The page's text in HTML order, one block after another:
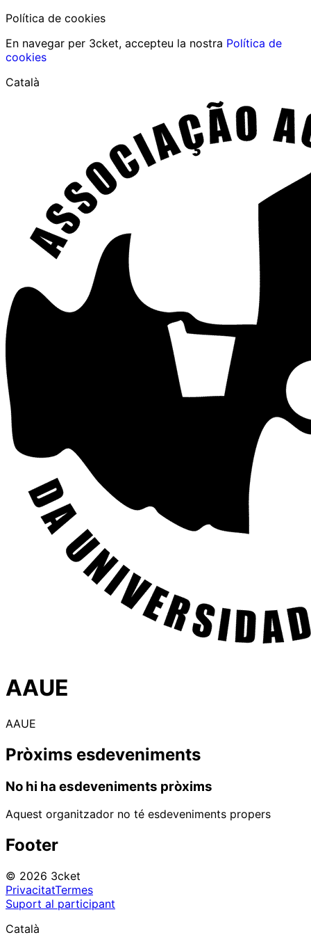
Política de cookies
En navegar per 3cket, accepteu la nostra Política de
cookies
Català
AAUE
AAUE
Pròxims esdeveniments
No hi ha esdeveniments pròxims
Aquest organitzador no té esdeveniments propers
Footer
© 2026 3cket
PrivacitatTermes
Suport al participant
Català